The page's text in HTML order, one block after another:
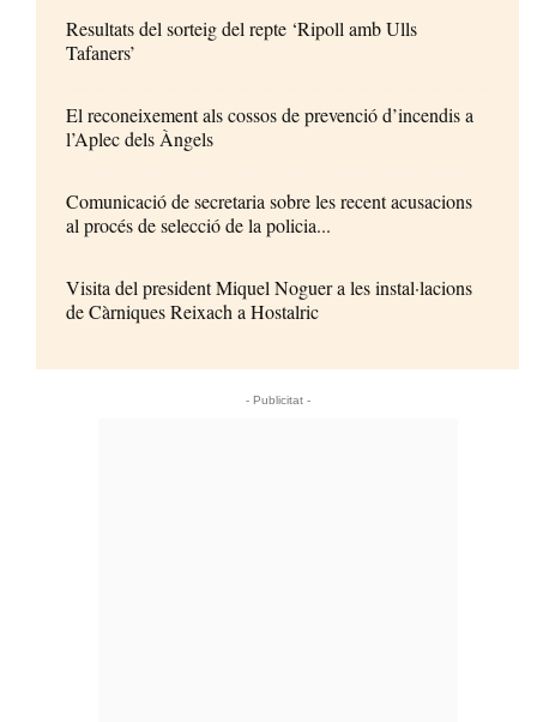
Resultats del sorteig del repte ‘Ripoll amb Ulls
Tafaners’
El reconeixement als cossos de prevenció d’incendis a
l’Aplec dels Àngels
Comunicació de secretaria sobre les recent acusacions
al procés de selecció de la policia...
Visita del president Miquel Noguer a les instal·lacions
de Càrniques Reixach a Hostalric
- Publicitat -